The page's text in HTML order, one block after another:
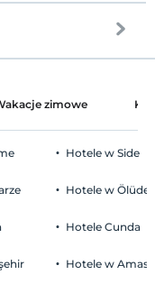
pokoje
12:00 – 23:00 .
zimowe
Hotele w Side
Hotele w
Hotele Cunda
Hotele w